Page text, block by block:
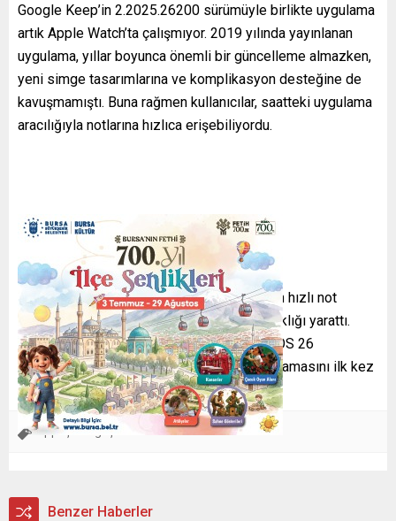
Google Keep’in 2.2025.26200 sürümüyle birlikte uygulama
artık Apple Watch’ta çalışmıyor. 2019 yılında yayınlanan
uygulama, yıllar boyunca önemli bir güncelleme almazken,
yeni simge tasarımlarına ve komplikasyon desteğine de
kavuşmamıştı. Buna rağmen kullanıcılar, saatteki uygulama
aracılığıyla notlarına hızlıca erişebiliyordu.
Google’ın bu kararı özellikle saati üzerinden hızlı not
almayı seven kullanıcılar arasında hayal kırıklığı yarattı.
Apple ise aynı dönemde yayınladığı watchOS 26
güncellemesiyle birlikte, kendi Notlar uygulamasını ilk kez
Apple Watch’a entegre etti.
Apple,Google,Watch
Benzer Haberler